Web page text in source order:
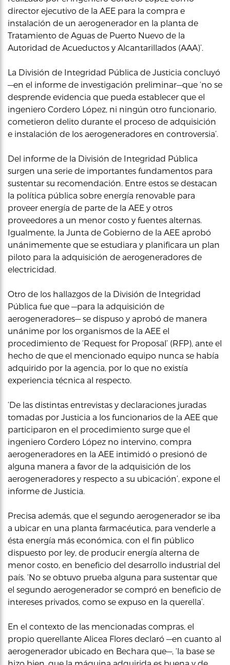
director ejecutivo de la AEE para la compra e
instalación de un aerogenerador en la planta de
Tratamiento de Aguas de Puerto Nuevo de la
Autoridad de Acueductos y Alcantarillados (AAA)’.
La División de Integridad Pública de Justicia concluyó
—en el informe de investigación preliminar—que ‘no se
desprende evidencia que pueda establecer que el
ingeniero Cordero López, ni ningún otro funcionario,
cometieron delito durante el proceso de adquisición
e instalación de los aerogeneradores en controversia’.
Del informe de la División de Integridad Pública
surgen una serie de importantes fundamentos para
sustentar su recomendación. Entre estos se destacan
la política pública sobre energía renovable para
proveer energía de parte de la AEE y otros
proveedores a un menor costo y fuentes alternas.
Igualmente, la Junta de Gobierno de la AEE aprobó
unánimemente que se estudiara y planificara un plan
piloto para la adquisición de aerogeneradores de
electricidad.
Otro de los hallazgos de la División de Integridad
Pública fue que —para la adquisición de
aerogeneradores— se dispuso y aprobó de manera
unánime por los organismos de la AEE el
procedimiento de ‘Request for Proposal’ (RFP), ante el
hecho de que el mencionado equipo nunca se había
adquirido por la agencia, por lo que no existía
experiencia técnica al respecto.
‘De las distintas entrevistas y declaraciones juradas
tomadas por Justicia a los funcionarios de la AEE que
participaron en el procedimiento surge que el
ingeniero Cordero López no intervino, compra
aerogeneradores en la AEE intimidó o presionó de
alguna manera a favor de la adquisición de los
aerogeneradores y respecto a su ubicación’, expone el
informe de Justicia.
Precisa además, que el segundo aerogenerador se iba
a ubicar en una planta farmacéutica, para venderle a
ésta energía más económica, con el fin público
dispuesto por ley, de producir energía alterna de
menor costo, en beneficio del desarrollo industrial del
país. ‘No se obtuvo prueba alguna para sustentar que
el segundo aerogenerador se compró en beneficio de
intereses privados, como se expuso en la querella’.
En el contexto de las mencionadas compras, el
propio querellante Alicea Flores declaró —en cuanto al
aerogenerador ubicado en Bechara que—, ‘la base se